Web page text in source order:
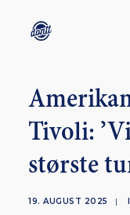
CONTACT
ABOUT
ENGLISH
Tivoli:
største
19. AUGUST 2025 |